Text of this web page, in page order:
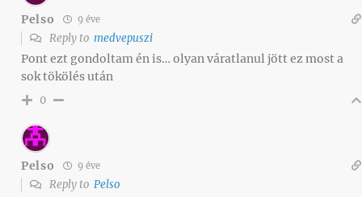
Pelso 9 éve
Reply to medvepuszi
Pont ezt gondoltam én is… olyan váratlanul jött ez most a
sok tökölés után
0
Pelso 9 éve
Reply to Pelso